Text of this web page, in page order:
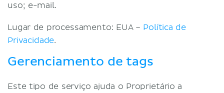
uso; e-mail.
Lugar de processamento: EUA – Política de
Privacidade.
Gerenciamento de tags
Este tipo de serviço ajuda o Proprietário a